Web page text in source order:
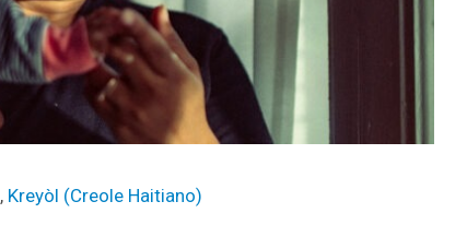
Kreyòl (Creole Haitiano)